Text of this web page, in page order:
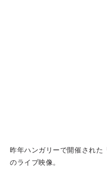
昨年ハンガリーで開催され
のライブ映像。